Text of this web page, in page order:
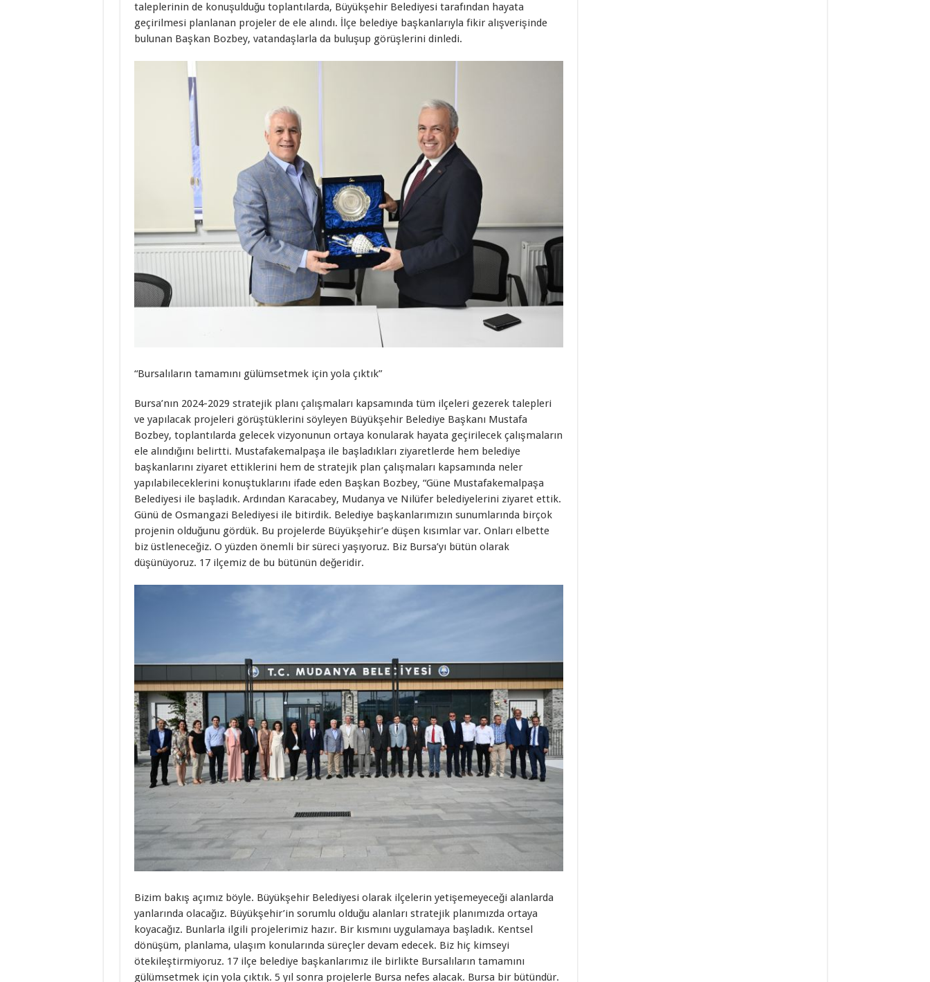
taleplerinin de konuşulduğu toplantılarda, Büyükşehir Belediyesi tarafından hayata
geçirilmesi planlanan projeler de ele alındı. İlçe belediye başkanlarıyla fikir alışverişinde
bulunan Başkan Bozbey, vatandaşlarla da buluşup görüşlerini dinledi.
“Bursalıların tamamını gülümsetmek için yola çıktık”
Bursa’nın 2024-2029 stratejik planı çalışmaları kapsamında tüm ilçeleri gezerek talepleri
ve yapılacak projeleri görüştüklerini söyleyen Büyükşehir Belediye Başkanı Mustafa
Bozbey, toplantılarda gelecek vizyonunun ortaya konularak hayata geçirilecek çalışmaların
ele alındığını belirtti. Mustafakemalpaşa ile başladıkları ziyaretlerde hem belediye
başkanlarını ziyaret ettiklerini hem de stratejik plan çalışmaları kapsamında neler
yapılabileceklerini konuştuklarını ifade eden Başkan Bozbey, “Güne Mustafakemalpaşa
Belediyesi ile başladık. Ardından Karacabey, Mudanya ve Nilüfer belediyelerini ziyaret ettik.
Günü de Osmangazi Belediyesi ile bitirdik. Belediye başkanlarımızın sunumlarında birçok
projenin olduğunu gördük. Bu projelerde Büyükşehir’e düşen kısımlar var. Onları elbette
biz üstleneceğiz. O yüzden önemli bir süreci yaşıyoruz. Biz Bursa’yı bütün olarak
düşünüyoruz. 17 ilçemiz de bu bütünün değeridir.
Bizim bakış açımız böyle. Büyükşehir Belediyesi olarak ilçelerin yetişemeyeceği alanlarda
yanlarında olacağız. Büyükşehir’in sorumlu olduğu alanları stratejik planımızda ortaya
koyacağız. Bunlarla ilgili projelerimiz hazır. Bir kısmını uygulamaya başladık. Kentsel
dönüşüm, planlama, ulaşım konularında süreçler devam edecek. Biz hiç kimseyi
ötekileştirmiyoruz. 17 ilçe belediye başkanlarımız ile birlikte Bursalıların tamamını
gülümsetmek için yola çıktık. 5 yıl sonra projelerle Bursa nefes alacak. Bursa bir bütündür.